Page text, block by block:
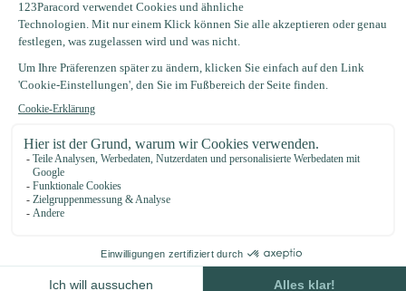
Zuletzt angesehen